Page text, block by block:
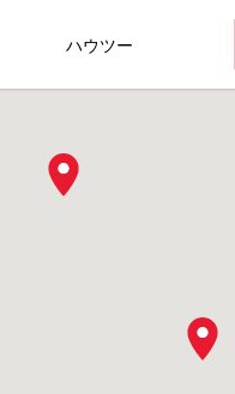
ハウツー